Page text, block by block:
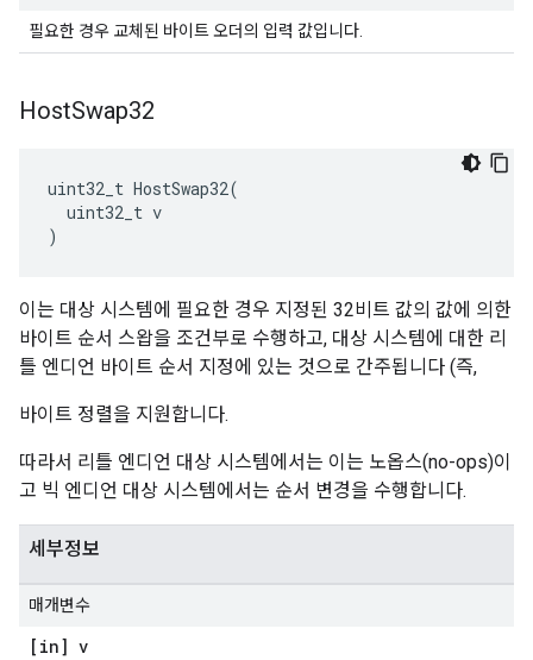
필요한 경우 교체된 바이트 오더의 입력 값입니다.
HostSwap32
uint32_t HostSwap32(
  uint32_t v
)
이는 대상 시스템에 필요한 경우 지정된 32비트 값의 값에 의한
바이트 순서 스왑을 조건부로 수행하고, 대상 시스템에 대한 리
틀 엔디언 바이트 순서 지정에 있는 것으로 간주됩니다 (즉,
바이트 정렬을 지원합니다.
따라서 리틀 엔디언 대상 시스템에서는 이는 노옵스(no-ops)이
고 빅 엔디언 대상 시스템에서는 순서 변경을 수행합니다.
세부정보
매개변수
[in] v